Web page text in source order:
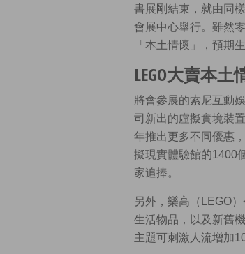
書展剛結束，就由同
會展中心舉行。雖然
「本土情懷」，預期
LEGO大賣本土
將會參展的索尼互動
司新出的虛擬實境裝
年推出更多不同優惠
擬現實體驗館的1400
家追捧。
另外，樂高（LEGO
生活物品，以及新舊
主題可刺激人流增加